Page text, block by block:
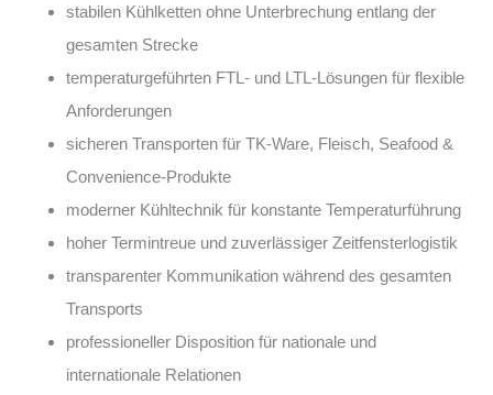
stabilen Kühlketten ohne Unterbrechung entlang der
gesamten Strecke
temperaturgeführten FTL- und LTL-Lösungen für flexible
Anforderungen
sicheren Transporten für TK-Ware, Fleisch, Seafood &
Convenience-Produkte
moderner Kühltechnik für konstante Temperaturführung
hoher Termintreue und zuverlässiger Zeitfensterlogistik
transparenter Kommunikation während des gesamten
Transports
professioneller Disposition für nationale und
internationale Relationen